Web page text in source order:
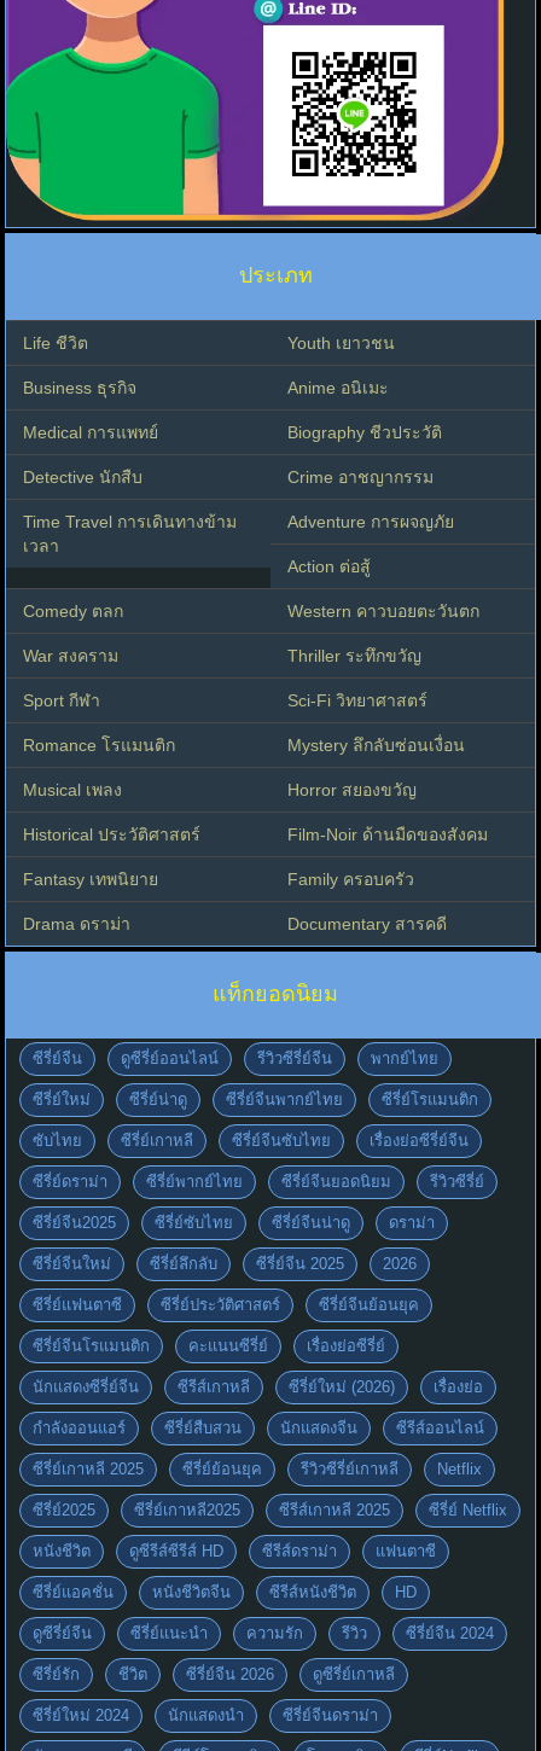
ประเภท
Life ชีวิต Youth เยาวชน
Business ธุรกิจ Anime อนิเมะ
Medical การแพทย์ Biography ชีวประวัติ
Detective นักสืบ Crime อาชญากรรม
Time Travel การเดินทางข้าม
เวลา
Adventure การผจญภัย
Action ต่อสู้
Comedy ตลก Western คาวบอยตะวันตก
War สงคราม Thriller ระทึกขวัญ
Sport กีฬา Sci-Fi วิทยาศาสตร์
Romance โรแมนติก Mystery ลึกลับซ่อนเงื่อน
Musical เพลง Horror สยองขวัญ
Historical ประวัติศาสตร์ Film-Noir ด้านมืดของสังคม
Fantasy เทพนิยาย Family ครอบครัว
Drama ดราม่า Documentary สารคดี
แท็กยอดนิยม
ซีรี่ย์จีน ดูซีรี่ย์ออนไลน์ รีวิวซีรี่ย์จีน พากย์ไทย
ซีรี่ย์ใหม่ ซีรี่ย์น่าดู ซีรี่ย์จีนพากย์ไทย ซีรี่ย์โรแมนติก
ซับไทย ซีรี่ย์เกาหลี ซีรี่ย์จีนซับไทย เรื่องย่อซีรี่ย์จีน
ซีรี่ย์ดราม่า ซีรี่ย์พากย์ไทย ซีรี่ย์จีนยอดนิยม รีวิวซีรี่ย์
ซีรี่ย์จีน2025 ซีรี่ย์ซับไทย ซีรี่ย์จีนน่าดู ดราม่า
ซีรี่ย์จีนใหม่ ซีรี่ย์ลึกลับ ซีรี่ย์จีน 2025 2026
ซีรี่ย์แฟนตาซี ซีรี่ย์ประวัติศาสตร์ ซีรี่ย์จีนย้อนยุค
ซีรี่ย์จีนโรแมนติก คะแนนซีรี่ย์ เรื่องย่อซีรี่ย์
นักแสดงซีรี่ย์จีน ซีรีส์เกาหลี ซีรี่ย์ใหม่ (2026) เรื่องย่อ
กำลังออนแอร์ ซีรี่ย์สืบสวน นักแสดงจีน ซีรีส์ออนไลน์
ซีรี่ย์เกาหลี 2025 ซีรี่ย์ย้อนยุค รีวิวซีรี่ย์เกาหลี Netflix
ซีรี่ย์2025 ซีรี่ย์เกาหลี2025 ซีรีส์เกาหลี 2025 ซีรี่ย์ Netflix
หนังชีวิต ดูซีรีส์ซีรีส์ HD ซีรีส์ดราม่า แฟนตาซี
ซีรี่ย์แอคชั่น หนังชีวิตจีน ซีรีส์หนังชีวิต HD
ดูซีรี่ย์จีน ซีรี่ย์แนะนำ ความรัก รีวิว ซีรี่ย์จีน 2024
ซีรี่ย์รัก ชีวิต ซีรี่ย์จีน 2026 ดูซีรี่ย์เกาหลี
ซีรี่ย์ใหม่ 2024 นักแสดงนำ ซีรี่ย์จีนดราม่า